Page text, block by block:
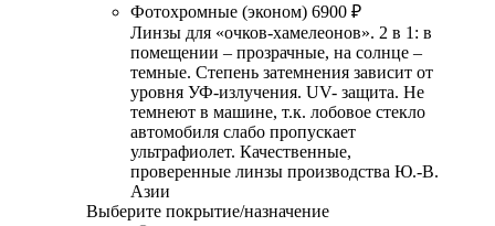
Фотохромные (эконом) 6900 ₽
Линзы для «очков-хамелеонов». 2 в 1: в
помещении – прозрачные, на солнце –
темные. Степень затемнения зависит от
уровня УФ-излучения. UV- защита. Не
темнеют в машине, т.к. лобовое стекло
автомобиля слабо пропускает
ультрафиолет. Качественные,
проверенные линзы производства Ю.-В.
Азии
Выберите покрытие/назначение